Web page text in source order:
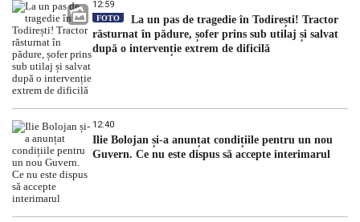
12:59
FOTO
La un pas de tragedie în Todirești! Tractor
răsturnat în pădure, șofer prins sub utilaj și salvat
după o intervenție extrem de dificilă
12:40
Ilie Bolojan și-a anunțat condițiile pentru un nou
Guvern. Ce nu este dispus să accepte interimarul